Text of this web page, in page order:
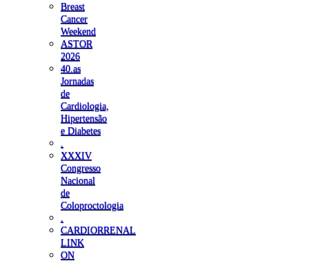
Breast
Cancer
Weekend
ASTOR
2026
40.as
Jornadas
de
Cardiologia,
Hipertensão
e Diabetes
XXXIV
Congresso
Nacional
de
Coloproctologia
CARDIORRENAL
LINK
ON